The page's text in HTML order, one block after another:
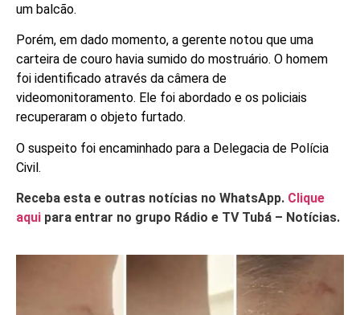
um balcão.
Porém, em dado momento, a gerente notou que uma
carteira de couro havia sumido do mostruário. O homem
foi identificado através da câmera de
videomonitoramento. Ele foi abordado e os policiais
recuperaram o objeto furtado.
O suspeito foi encaminhado para a Delegacia de Polícia
Civil.
Receba esta e outras notícias no WhatsApp. Clique
aqui para entrar no grupo Rádio e TV Tubá – Notícias.